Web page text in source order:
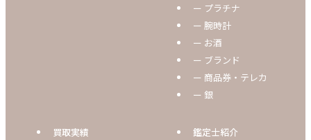
ー プラチナ
ー 腕時計
ー お酒
ー ブランド
ー 商品券・テレカ
ー 銀
買取実績
鑑定士紹介